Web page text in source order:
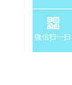
微信扫一扫